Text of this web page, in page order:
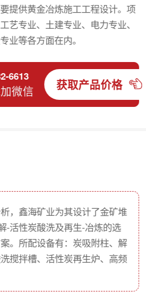
提供黄金冶炼施工工程设计。项
艺专业、土建专业、电力专业、
业等各方面在内。
6613
微信 获取产品价格
，鑫海矿业为其设计了金矿堆
-活性炭酸洗及再生-冶炼的选
。所配设备有：炭吸附柱、解
搅拌槽、活性炭再生炉、高频